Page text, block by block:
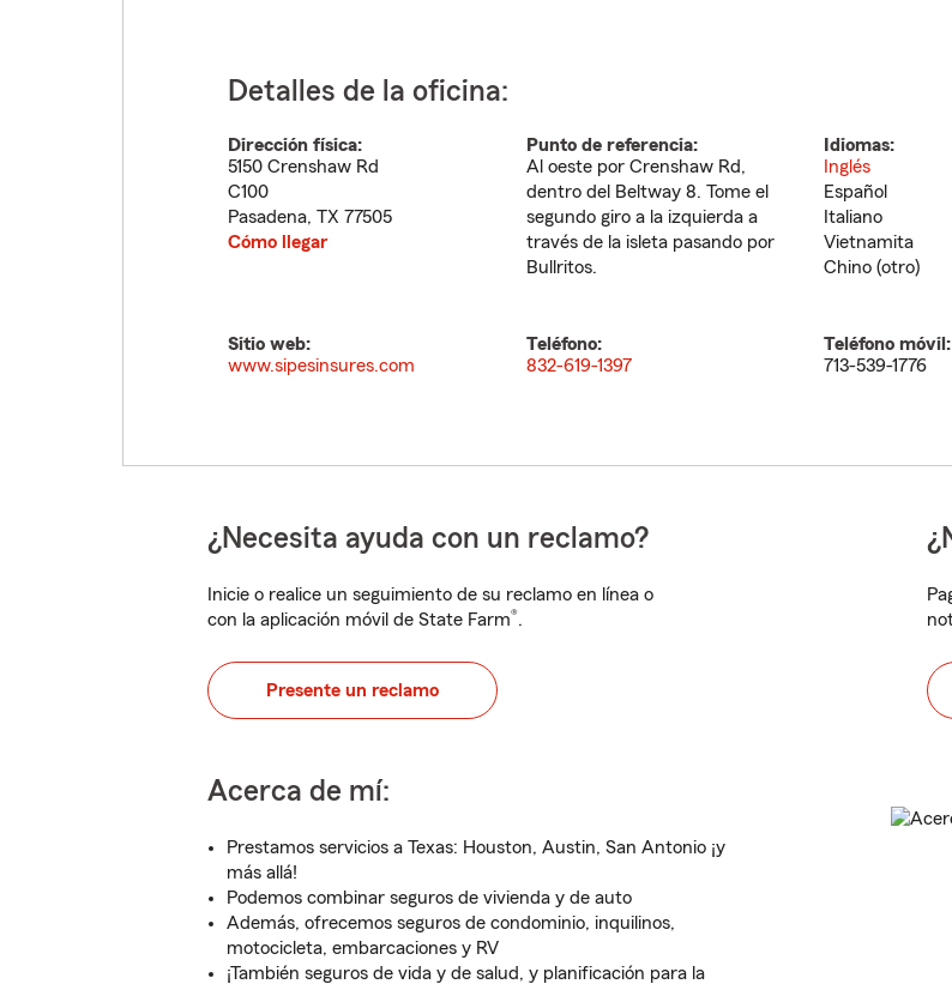
Detalles de la oficina:
Dirección física:
5150 Crenshaw Rd
C100
Pasadena, TX 77505
Cómo llegar
Punto de referencia:
Al oeste por Crenshaw Rd,
dentro del Beltway 8. Tome el
segundo giro a la izquierda a
través de la isleta pasando por
Bullritos.
Idiomas:
Inglés
Español
Italiano
Vietnamita
Chino (otro)
Sitio web:
www.sipesinsures.com
Teléfono:
832-619-1397
Teléfono móvil:
713-539-1776
¿Necesita ayuda con un reclamo?
Inicie o realice un seguimiento de su reclamo en línea o
con la aplicación móvil de State Farm®.
Presente un reclamo
Acerca de mí:
Prestamos servicios a Texas: Houston, Austin, San Antonio ¡y
más allá!
Podemos combinar seguros de vivienda y de auto
Además, ofrecemos seguros de condominio, inquilinos,
motocicleta, embarcaciones y RV
¡También seguros de vida y de salud, y planificación para la